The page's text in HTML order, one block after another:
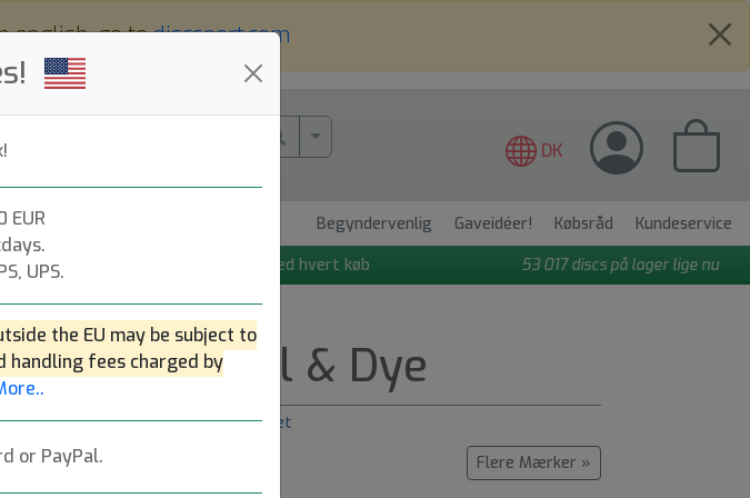
EUR
UPS.
the EU may be subject to
handling fees charged by
or PayPal.
english, go todiscsport.com
More Search.. DK
Begyndervenlig Gaveidéer! Købsråd
Kundeservice
over 649 dkk Bonuspoint ved hvert køb 53 017 discs på lager lige nu
Pro Chemical & Dye
USWebsite: prochemicalanddye.net
Flere Mærker »